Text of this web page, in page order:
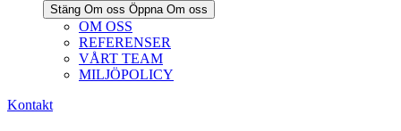
Stäng Om oss Öppna Om oss
OM OSS
REFERENSER
VÅRT TEAM
MILJÖPOLICY
Kontakt